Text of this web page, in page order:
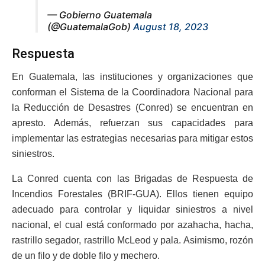
— Gobierno Guatemala
(@GuatemalaGob) August 18, 2023
Respuesta
En Guatemala, las instituciones y organizaciones que
conforman el Sistema de la Coordinadora Nacional para
la Reducción de Desastres (Conred) se encuentran en
apresto. Además, refuerzan sus capacidades para
implementar las estrategias necesarias para mitigar estos
siniestros.
La Conred cuenta con las Brigadas de Respuesta de
Incendios Forestales (BRIF-GUA). Ellos tienen equipo
adecuado para controlar y liquidar siniestros a nivel
nacional, el cual está conformado por azahacha, hacha,
rastrillo segador, rastrillo McLeod y pala. Asimismo, rozón
de un filo y de doble filo y mechero.